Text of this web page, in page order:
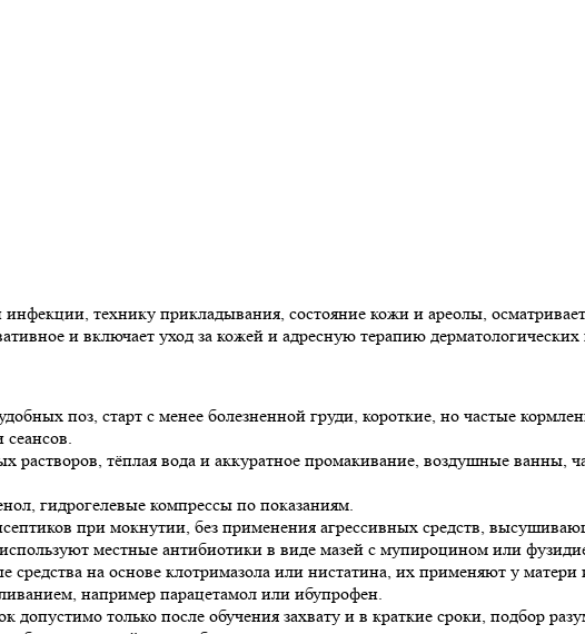
технику прикладывания, состояние кожи и ареолы, осматривает
и включает уход за кожей и адресную терапию
поз, старт с менее болезненной груди, короткие, но частые
сеансов.
растворов, тёплая вода и аккуратное промакивание, воздушные ванны,
гидрогелевые компрессы по показаниям.
при мокнутии, без применения агрессивных средств,
местные антибиотики в виде мазей с мупироцином или
на основе клотримазола или нистатина, их применяют у
например парацетамол или ибупрофен.
допустимо только после обучения захвату и в краткие сроки, подбор